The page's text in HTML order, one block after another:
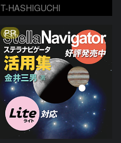
T-HASHIGUCHI
PR